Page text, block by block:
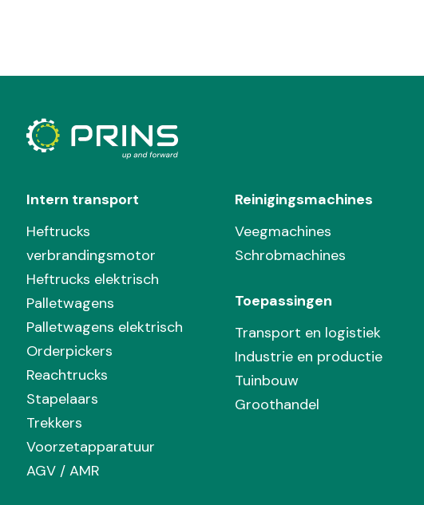
Intern transport
Heftrucks
verbrandingsmotor
Heftrucks elektrisch
Palletwagens
Palletwagens elektrisch
Orderpickers
Reachtrucks
Stapelaars
Trekkers
Voorzetapparatuur
AGV / AMR
Reinigingsmachines
Veegmachines
Schrobmachines
Toepassingen
Transport en logistiek
Industrie en productie
Tuinbouw
Groothandel